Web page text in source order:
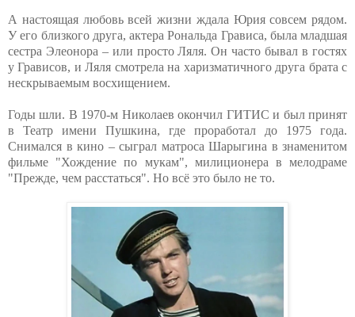
А настоящая любовь всей жизни ждала Юрия совсем рядом.
У его близкого друга, актера Рональда Грависа, была младшая
сестра Элеонора – или просто Ляля. Он часто бывал в гостях
у Грависов, и Ляля смотрела на харизматичного друга брата с
нескрываемым восхищением.
Годы шли. В 1970-м Николаев окончил ГИТИС и был принят
в Театр имени Пушкина, где проработал до 1975 года.
Снимался в кино – сыграл матроса Шарыгина в знаменитом
фильме "Хождение по мукам", милиционера в мелодраме
"Прежде, чем расстаться". Но всё это было не то.